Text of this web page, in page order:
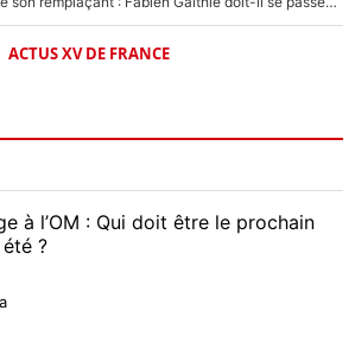
ACTUS XV DE FRANCE
à l’OM : Qui doit être le prochain
?